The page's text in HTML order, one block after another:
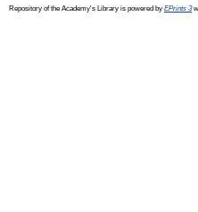
Repository of the Academy's Library is powered by EPrints 3